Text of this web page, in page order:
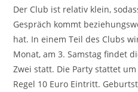
Der Club ist relativ klein,
Gespräch kommt
hat. In einem Teil des Clubs
Monat, am 3. Samstag findet
Zwei statt. Die Party stattet
Regel 10 Euro Eintritt.